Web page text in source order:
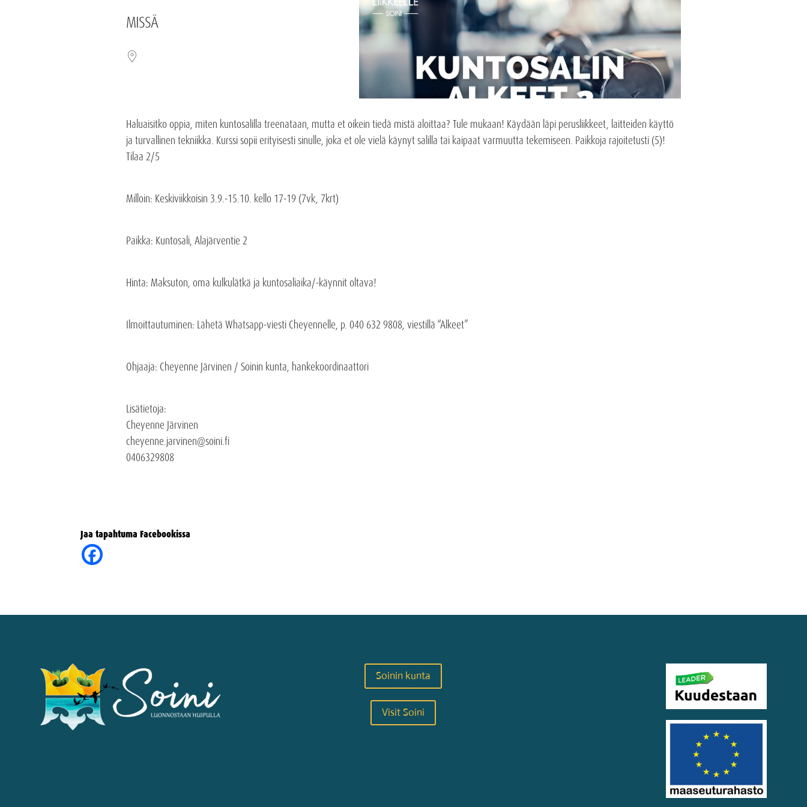
MISSÄ
Haluaisitko oppia, miten kuntosalilla treenataan, mutta et oikein tiedä mistä aloittaa? Tule mukaan! Käydään läpi perusliikkeet, laitteiden käyttö
ja turvallinen tekniikka. Kurssi sopii erityisesti sinulle, joka et ole vielä käynyt salilla tai kaipaat varmuutta tekemiseen. Paikkoja rajoitetusti (5)!
Tilaa 2/5
Milloin: Keskiviikkoisin 3.9.-15.10. kello 17-19 (7vk, 7krt)
Paikka: Kuntosali, Alajärventie 2
Hinta: Maksuton, oma kulkulätkä ja kuntosaliaika/-käynnit oltava!
Ilmoittautuminen: Lähetä Whatsapp-viesti Cheyennelle, p. 040 632 9808, viestillä “Alkeet”
Ohjaaja: Cheyenne Järvinen / Soinin kunta, hankekoordinaattori
Lisätietoja:
Cheyenne Järvinen
cheyenne.jarvinen@soini.fi
0406329808
Jaa tapahtuma Facebookissa
Soinin kunta
Visit Soini